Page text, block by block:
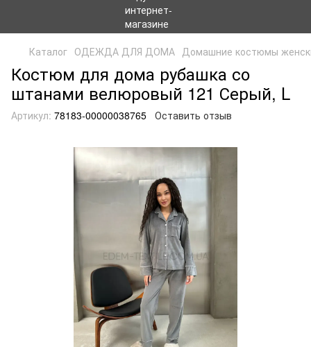
Каталог ОДЕЖДА ДЛЯ ДОМА Домашние костюмы
Костюм для дома рубашка со
штанами велюровый 121 Серый, L
Артикул: 78183-00000038765 Оставить отзыв